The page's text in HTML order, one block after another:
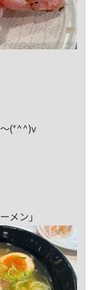
(*^^)v
メン」